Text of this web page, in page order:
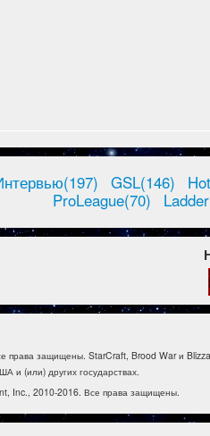
GSL(146)
ProLeague(70)
права защищены. StarCraft, Brood War и
и (или) других государствах.
Inc., 2010-2016. Все права защищены.